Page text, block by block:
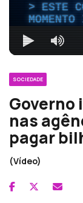
ESTE
SOCIEDADE
Governo
nas
pagar
(Vídeo)